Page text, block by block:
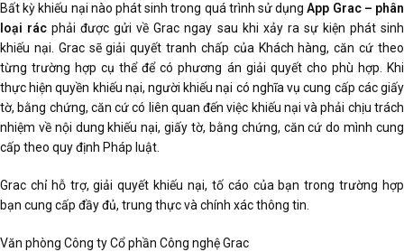
Bất kỳ khiếu nại nào phát sinh trong quá trình sử dụngApp Grac – phân
loại rác phải được gửi về Grac ngay sau khi xảy ra sự kiện phát sinh
khiếu nại. Grac sẽ giải quyết tranh chấp của Khách hàng, căn cứ theo
từng trường hợp cụ thể để có phương án giải quyết cho phù hợp. Khi
thực hiện quyền khiếu nại, người khiếu nại có nghĩa vụ cung cấp các giấy
tờ, bằng chứng, căn cứ có liên quan đến việc khiếu nại và phải chịu trách
nhiệm về nội dung khiếu nại, giấy tờ, bằng chứng, căn cứ do mình cung
cấp theo quy định Pháp luật.
Grac chỉ hỗ trợ, giải quyết khiếu nại, tố cáo của bạn trong trường hợp
bạn cung cấp đầy đủ, trung thực và chính xác thông tin.
Văn phòng Công ty Cổ phần Công nghệ Grac